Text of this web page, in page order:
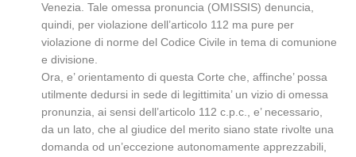
Venezia. Tale omessa pronuncia (OMISSIS) denuncia,
quindi, per violazione dell’articolo 112 ma pure per
violazione di norme del Codice Civile in tema di comunione
e divisione.
Ora, e’ orientamento di questa Corte che, affinche’ possa
utilmente dedursi in sede di legittimita’ un vizio di omessa
pronunzia, ai sensi dell’articolo 112 c.p.c., e’ necessario,
da un lato, che al giudice del merito siano state rivolte una
domanda od un’eccezione autonomamente apprezzabili,